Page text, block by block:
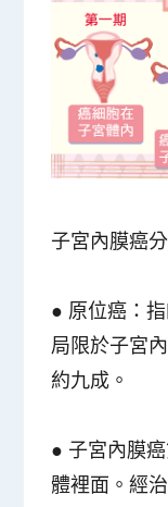
子宮內膜癌
● 原位癌 ：
局限於子宮
約九成。
● 子宮內膜
體裡面。經